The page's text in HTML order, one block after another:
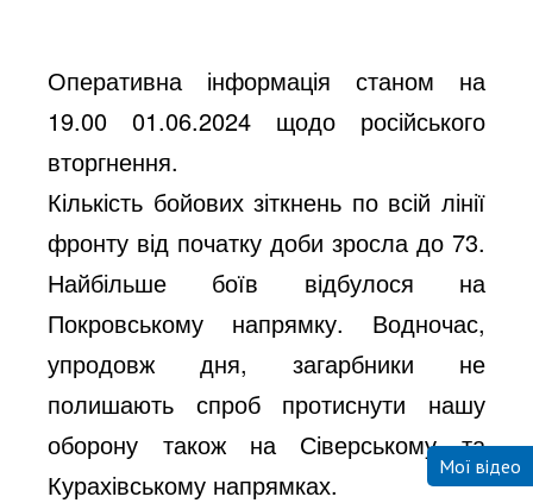
Оперативна інформація станом на
19.00 01.06.2024 щодо російського
вторгнення.
Кількість бойових зіткнень по всій лінії
фронту від початку доби зросла до 73.
Найбільше боїв відбулося на
Покровському напрямку. Водночас,
упродовж дня, загарбники не
полишають спроб протиснути нашу
оборону також на Сіверському та
Курахівському напрямках.
Мої відео